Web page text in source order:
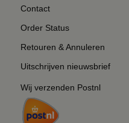
Contact
Order Status
Retouren & Annuleren
Uitschrijven nieuwsbrief
Wij verzenden Postnl